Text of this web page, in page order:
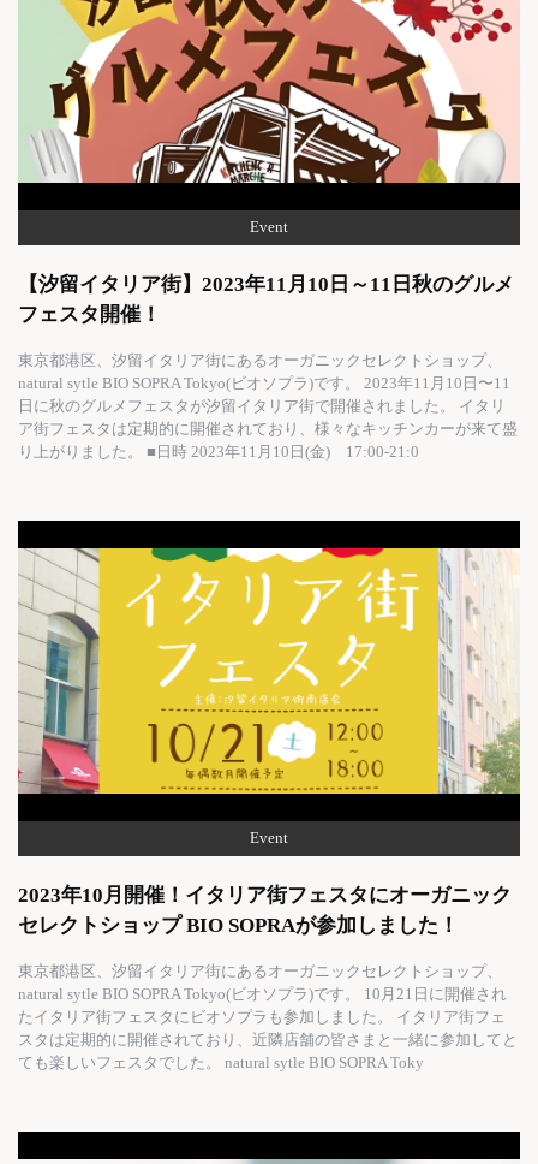
Event
【汐留イタリア街】2023年11月10日～11日秋のグルメ
フェスタ開催！
東京都港区、汐留イタリア街にあるオーガニックセレクトショップ、
natural sytle BIO SOPRA Tokyo(ビオソプラ)です。 2023年11月10日〜11
日に秋のグルメフェスタが汐留イタリア街で開催されました。 イタリ
ア街フェスタは定期的に開催されており、様々なキッチンカーが来て盛
り上がりました。 ■日時 2023年11月10日(金) 17:00-21:0
Event
2023年10月開催！イタリア街フェスタにオーガニック
セレクトショップ BIO SOPRAが参加しました！
東京都港区、汐留イタリア街にあるオーガニックセレクトショップ、
natural sytle BIO SOPRA Tokyo(ビオソプラ)です。 10月21日に開催され
たイタリア街フェスタにビオソプラも参加しました。 イタリア街フェ
スタは定期的に開催されており、近隣店舗の皆さまと一緒に参加してと
ても楽しいフェスタでした。 natural sytle BIO SOPRA Toky